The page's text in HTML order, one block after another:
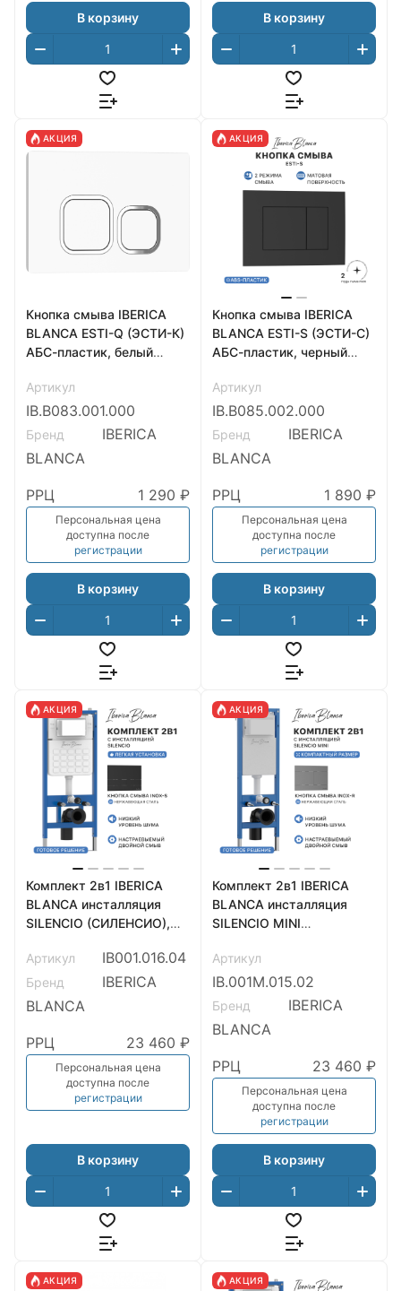
В корзину В корзину
АКЦИЯ
Кнопка смыва IBERICA
BLANCA ESTI-Q (ЭСТИ-К)
АБС-пластик, белый
(IB.B083.001.000)
Артикул
IB.B083.001.000
Бренд
IBERICA
BLANCA
РРЦ 1 290 ₽
Персональная цена
доступна после
регистрации
В корзину
АКЦИЯ
Кнопка смыва IBERICA
BLANCA ESTI-S (ЭСТИ-С)
АБС-пластик, черный
(IB.B085.002.000)
Артикул
IB.B085.002.000
Бренд
IBERICA
BLANCA
РРЦ 1 890 ₽
Персональная цена
доступна после
регистрации
В корзину
АКЦИЯ
Комплект 2в1 IBERICA
BLANCA инсталляция
SILENCIO (СИЛЕНСИО),
(ИНОКС-С) черный
матовый (IB001.016.04)
Артикул IB001.016.04
Бренд
IBERICA
BLANCA
РРЦ 23 460 ₽
Персональная цена
доступна после
регистрации
В корзину
АКЦИЯ
Комплект 2в1 IBERICA
BLANCA инсталляция
SILENCIO MINI
кнопка смыва INOX-R
(ИНОКС-Р) вороненая
сталь (IB.001М.015.02)
Артикул
IB.001М.015.02
Бренд
IBERICA
BLANCA
РРЦ 23 460 ₽
Персональная цена
доступна после
регистрации
В корзину
АКЦИЯ АКЦИЯ